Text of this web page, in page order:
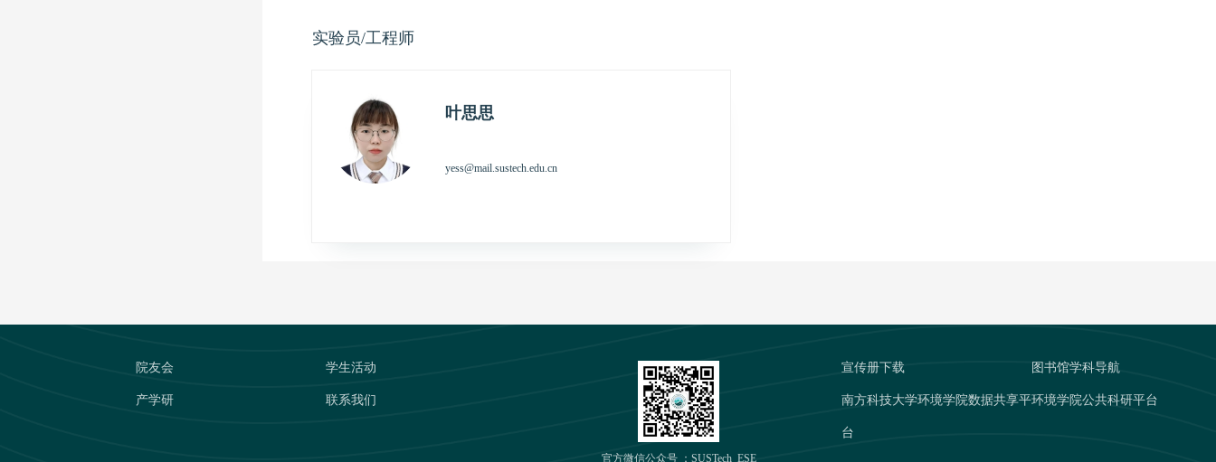
实验员/工程师
叶思思
yess@mail.sustech.edu.cn
院友会 学生活动
产学研 联系我们
官方微信公众号 ：SUSTech_ESE
宣传册下载 图书馆学科导航
南方科技大学环境学院数据共享平
台
环境学院公共科研平台